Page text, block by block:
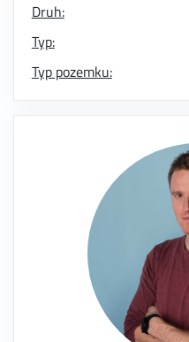
Druh:
Typ:
Typ pozemku: